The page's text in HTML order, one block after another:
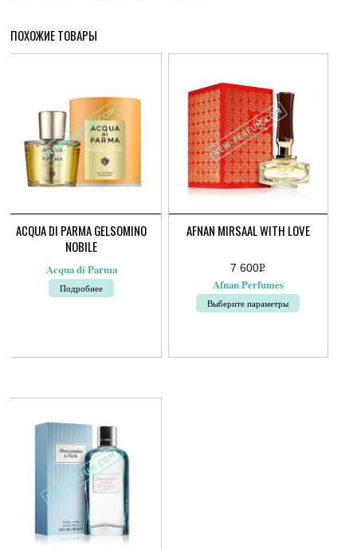
ПОХОЖИЕ ТОВАРЫ
ACQUA DI PARMA GELSOMINO
NOBILE
Acqua di Parma
Подробнее
AFNAN MIRSAAL WITH LOVE
7 600Р
УБ.
Afnan Perfumes
Выберите параметры
имеет